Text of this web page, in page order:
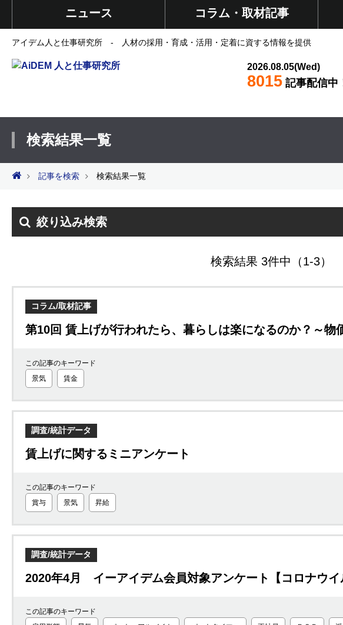
ニュース コラム・取材記事
アイデム人と仕事研究所 - 人材の採用・育成・活用・定着に資する情報を提供
2026.08.05(Wed)
8015 記事配信中
検索結果一覧
記事を検索 検索結果一覧
絞り込み検索
検索結果 3件中（1-3）
コラム/取材記事
第10回 賃上げが行われたら、暮らしは楽になるのか？～物
この記事のキーワード
景気
賃金
調査/統計データ
賃上げに関するミニアンケート
この記事のキーワード
賞与
景気 昇給
調査/統計データ
2020年4月 イーアイデム会員対象アンケート【コロナウイ
この記事のキーワード